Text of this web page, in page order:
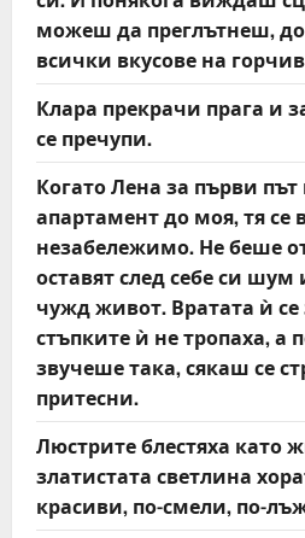
можеш да преглътнеш,
всички вкусове на
Клара прекрачи прага и
се пречупи.
Когато Лена за първи
апартамент до моя, тя се
незабележимо. Не беше
оставят след себе си
чужд живот. Вратата ѝ
стъпките ѝ не тропаха, а
звучеше така, сякаш се
притесни.
Люстрите блестяха като
златистата светлина
красиви, по-смели, по-